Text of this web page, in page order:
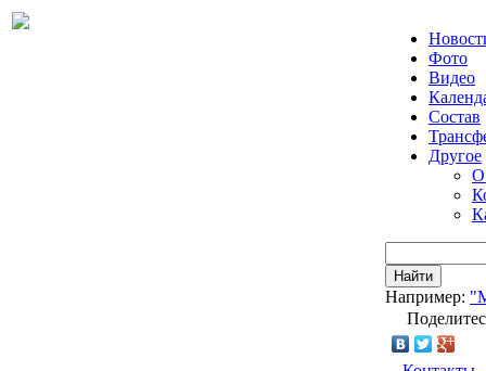
Фото
Видео
Состав
Другое
О
Найти
Например: